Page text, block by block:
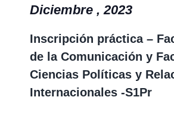
Inscripción práctica –
de la Comunicación y
Ciencias Políticas y
Internacionales -S1Pr
Diciembre , 2023